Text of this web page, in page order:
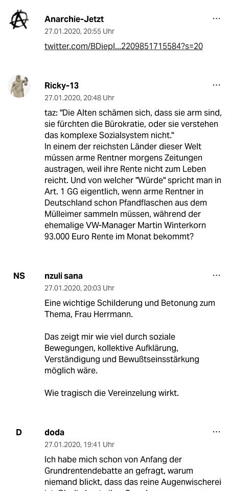
Anarchie-Jetzt
27.01.2020, 20:55 Uhr
twitter.com/BDiepl...2209851715584?s=20
Ricky-13
27.01.2020, 20:48 Uhr
taz: "Die Alten schämen sich, dass sie arm sind,
sie fürchten die Bürokratie, oder sie verstehen
das komplexe Sozialsystem nicht."
In einem der reichsten Länder dieser Welt
müssen arme Rentner morgens Zeitungen
austragen, weil ihre Rente nicht zum Leben
reicht. Und von welcher "Würde" spricht man in
Art. 1 GG eigentlich, wenn arme Rentner in
Deutschland schon Pfandflaschen aus dem
Mülleimer sammeln müssen, während der
ehemalige VW-Manager Martin Winterkorn
93.000 Euro Rente im Monat bekommt?
NS nzuli sana
27.01.2020, 20:03 Uhr
Eine wichtige Schilderung und Betonung zum
Thema, Frau Herrmann.
Das zeigt mir wie viel durch soziale
Bewegungen, kollektive Aufklärung,
Verständigung und Bewußtseinsstärkung
möglich wäre.
Wie tragisch die Vereinzelung wirkt.
D doda
27.01.2020, 19:41 Uhr
Ich habe mich schon von Anfang der
Grundrentendebatte an gefragt, warum
niemand blickt, dass das reine Augenwischerei